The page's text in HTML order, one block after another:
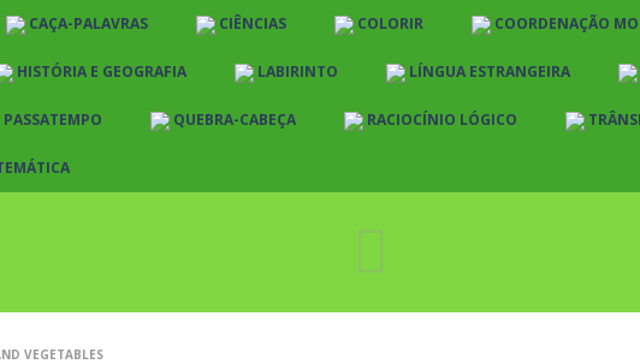
CAÇA-PALAVRAS CIÊNCIAS COLORIR COORDENAÇÃO
HISTÓRIA E GEOGRAFIA LABIRINTO LÍNGUA ESTRANGEIRA
PASSATEMPO QUEBRA-CABEÇA RACIOCÍNIO LÓGICO
VEGETABLES